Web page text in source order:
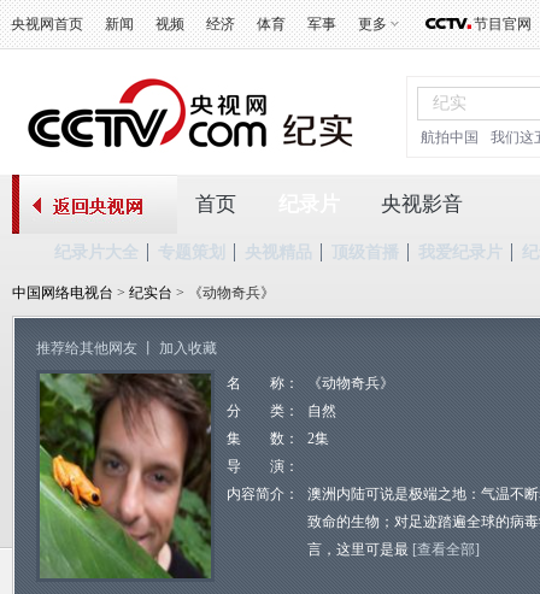
央视网首页 新闻 视频 经济 体育 军事 更多 节目官网
航拍中国 我们这
首页
纪录片大全 专题策划 央视精品 顶级首播 我爱纪录片
央视影音
中国网络电视台 > 纪实台 > 《动物奇兵》
推荐给其他网友 加入收藏
名 称：
《动物奇兵》
分 类：
自然
集 数：
2集
导 演：
内容简介：
澳洲内陆可说是极端之地：气温不
致命的生物；对足迹踏遍全球的病
言，这里可是最 [查看全部]